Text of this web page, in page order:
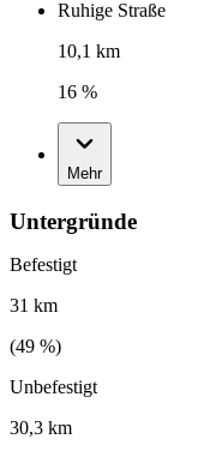
Ruhige Straße
10,1 km
16 %
Mehr
Untergründe
Befestigt
31 km
(49 %)
Unbefestigt
30,3 km